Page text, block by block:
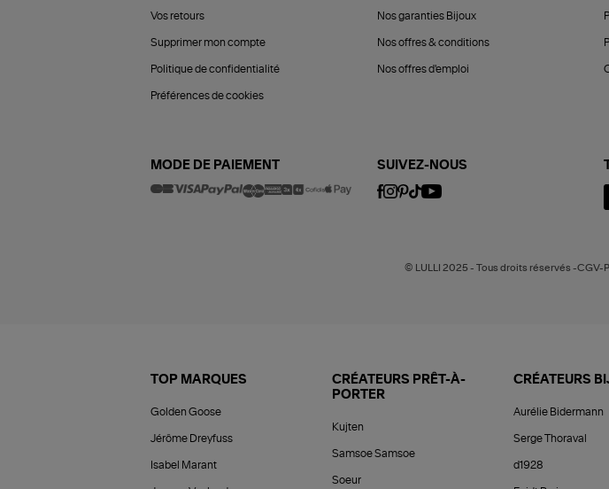
Vos retours
Supprimer mon compte
Politique de confidentialité
Préférences de cookies
Nos garanties Bijoux
Nos offres & conditions
Nos offres d'emploi
MODE DE PAIEMENT SUIVEZ-NOUS
© LULLI 2025 - Tous droits réservés -
TOP MARQUES
Golden Goose
Jérôme Dreyfuss
Isabel Marant
CRÉATEURS PRÊT-À-
PORTER
Kujten
Samsoe Samsoe
Soeur
CRÉATEURS
Aurélie Bidermann
Serge Thoraval
d1928